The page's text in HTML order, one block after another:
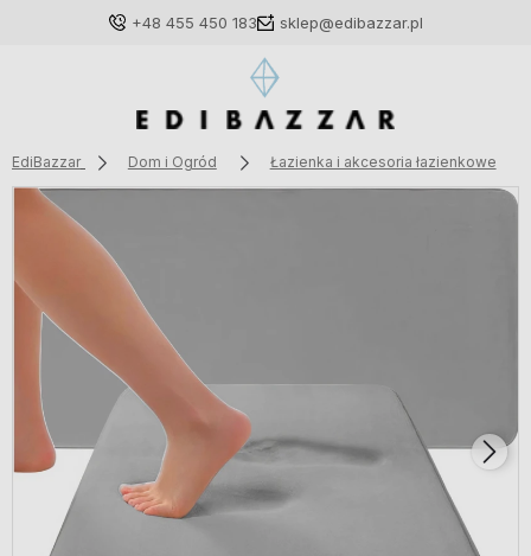
+48 455 450 183 sklep@edibazzar.pl
Wybierz coś dla siebie z naszej aktualnej oferty lub
zaloguj się, aby przywrócić dodane produkty do listy
z poprzedniej sesji.
EdiBazzar Dom i Ogród Łazienka i akcesoria łazienkowe